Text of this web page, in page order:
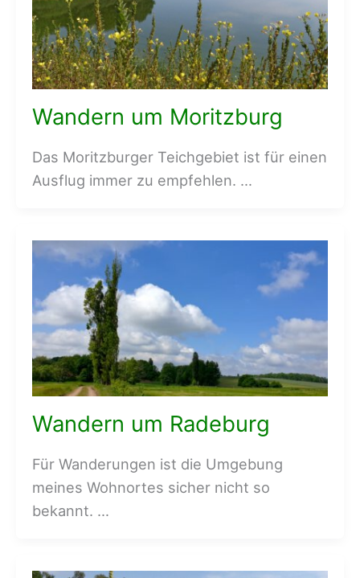
Wandern um Moritzburg
Das Moritzburger Teichgebiet ist für einen
Ausflug immer zu empfehlen. …
Wandern um Radeburg
Für Wanderungen ist die Umgebung
meines Wohnortes sicher nicht so
bekannt. …